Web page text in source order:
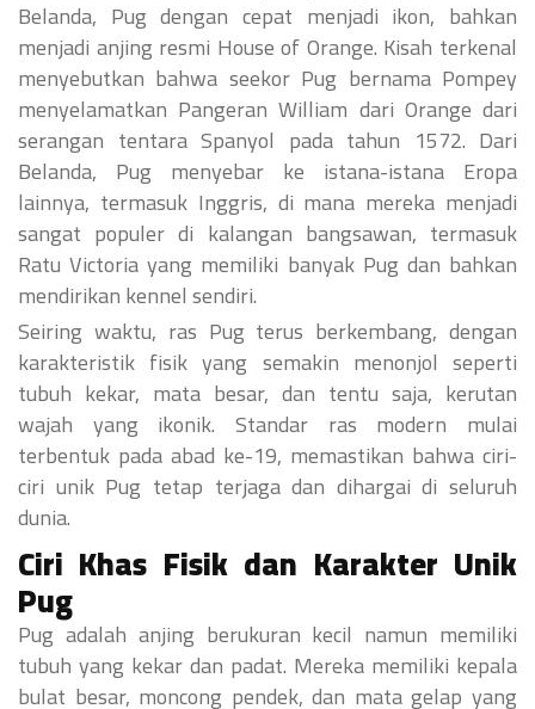
Belanda, Pug dengan cepat menjadi ikon, bahkan
menjadi anjing resmi House of Orange. Kisah terkenal
menyebutkan bahwa seekor Pug bernama Pompey
menyelamatkan Pangeran William dari Orange dari
serangan tentara Spanyol pada tahun 1572. Dari
Belanda, Pug menyebar ke istana-istana Eropa
lainnya, termasuk Inggris, di mana mereka menjadi
sangat populer di kalangan bangsawan, termasuk
Ratu Victoria yang memiliki banyak Pug dan bahkan
mendirikan kennel sendiri.
Seiring waktu, ras Pug terus berkembang, dengan
karakteristik fisik yang semakin menonjol seperti
tubuh kekar, mata besar, dan tentu saja, kerutan
wajah yang ikonik. Standar ras modern mulai
terbentuk pada abad ke-19, memastikan bahwa ciri-
ciri unik Pug tetap terjaga dan dihargai di seluruh
dunia.
Ciri Khas Fisik dan Karakter Unik
Pug
Pug adalah anjing berukuran kecil namun memiliki
tubuh yang kekar dan padat. Mereka memiliki kepala
bulat besar, moncong pendek, dan mata gelap yang